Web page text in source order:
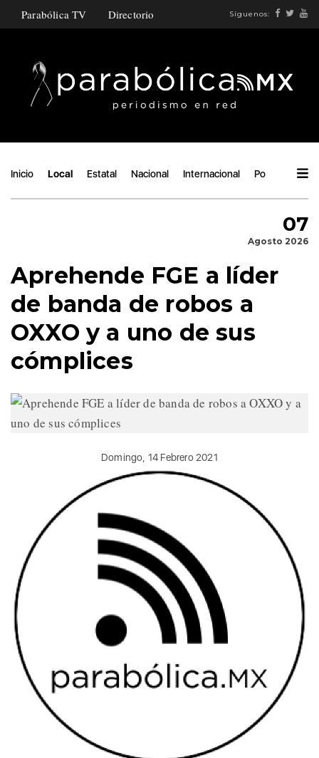
Parabólica TV Directorio Síguenos:
Inicio Local Estatal Nacional Internacional Política
07
Agosto 2026
Aprehende FGE a líder
de banda de robos a
OXXO y a uno de sus
cómplices
Domingo, 14 Febrero 2021